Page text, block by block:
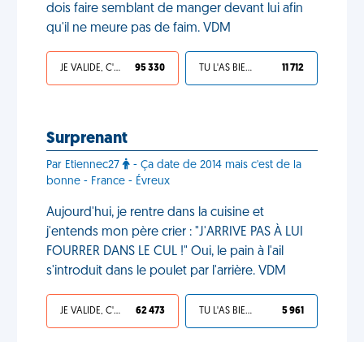
dois faire semblant de manger devant lui afin
qu'il ne meure pas de faim. VDM
JE VALIDE, C'EST UNE VDM 95 330 TU L'AS BIEN MÉRITÉ 11 712
Surprenant
Par Etiennec27
- Ça date de 2014 mais c'est de la
bonne - France - Évreux
Aujourd'hui, je rentre dans la cuisine et
j'entends mon père crier : "J'ARRIVE PAS À LUI
FOURRER DANS LE CUL !" Oui, le pain à l'ail
s'introduit dans le poulet par l'arrière. VDM
JE VALIDE, C'EST UNE VDM 62 473 TU L'AS BIEN MÉRITÉ 5 961